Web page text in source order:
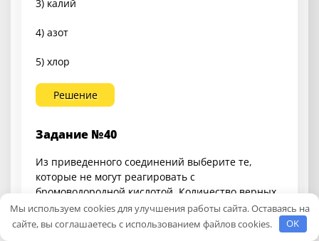
3) калий
4) азот
5) хлор
Решение
Задание №40
Из приведенного соединений выберите те,
которые не могут реагировать с
бромоводородной кислотой. Количество верных
ответов может оказаться любым
Мы используем cookies для улучшения работы сайта. Оставаясь на
сайте, вы соглашаетесь с использованием файлов cookies.
OK